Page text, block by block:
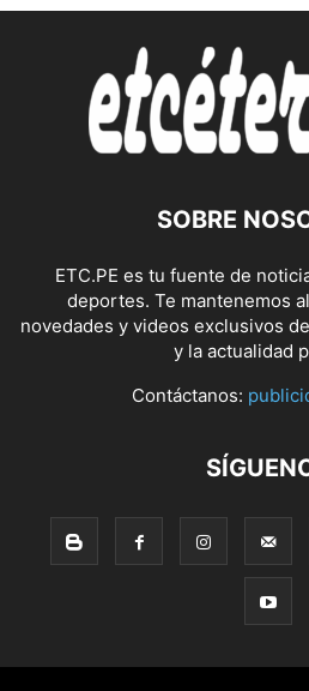
SOBRE
ETC.PE es tu fuente de
deportes. Te mantenemos
novedades y videos exclusivos
y la actualidad
Contáctanos: